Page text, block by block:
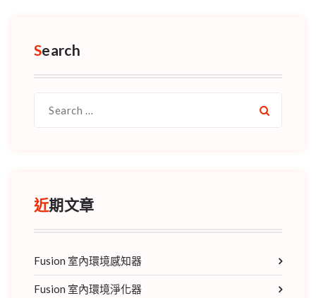
Search
for:
近期文章
Fusion 室內環境感知器
Fusion 室內環境淨化器